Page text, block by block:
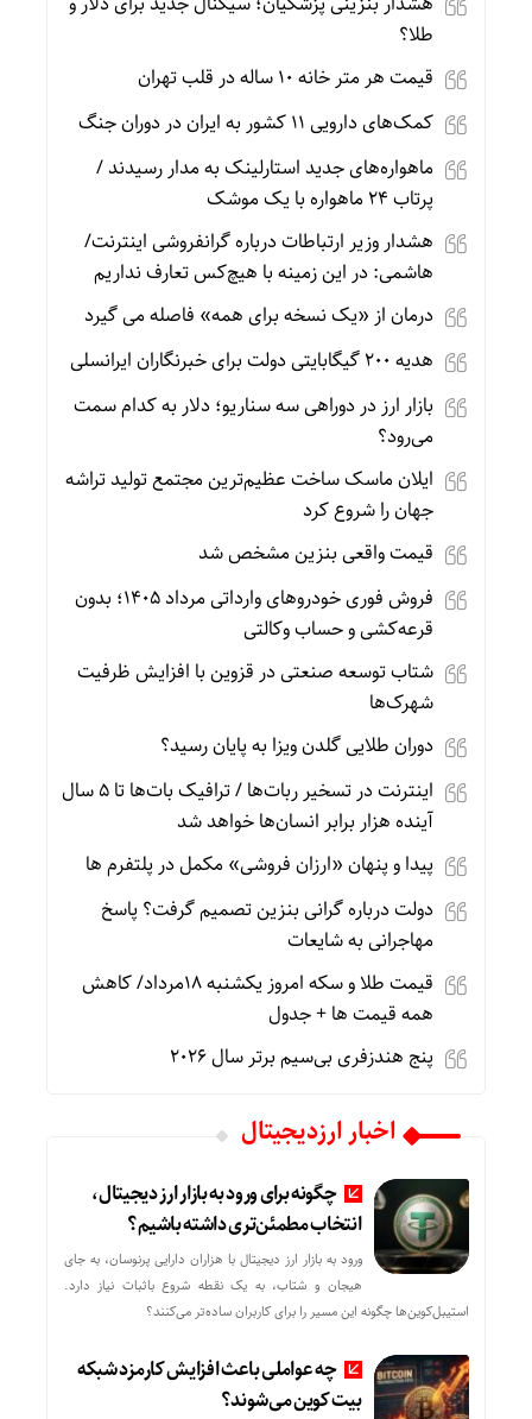
طلا؟
قیمت هر متر خانه ۱۰ ساله در قلب تهران
کمک‌های دارویی ۱۱ کشور به ایران در دوران جنگ
ماهواره‌های جدید استارلینک به مدار رسیدند /
پرتاب ۲۴ ماهواره با یک موشک
هشدار وزیر ارتباطات درباره گرانفروشی اینترنت/
هاشمی: در این زمینه با هیچ‌کس تعارف نداریم
درمان از «یک نسخه برای همه» فاصله می گیرد
هدیه ۲۰۰ گیگابایتی دولت برای خبرنگاران ایرانسلی
بازار ارز در دوراهی سه سناریو؛ دلار به کدام سمت
می‌رود؟
ایلان ماسک ساخت عظیم‌ترین مجتمع تولید تراشه
جهان را شروع کرد
قیمت واقعی بنزین مشخص شد
فروش فوری خودروهای وارداتی مرداد ۱۴۰۵؛ بدون
قرعه‌کشی و حساب وکالتی
شتاب توسعه صنعتی در قزوین با افزایش ظرفیت
شهرک‌ها
دوران طلایی گلدن ویزا به پایان رسید؟
اینترنت در تسخیر ربات‌ها / ترافیک بات‌ها تا ۵ سال
آینده هزار برابر انسان‌ها خواهد شد
پیدا و پنهان «ارزان فروشی» مکمل در پلتفرم ها
دولت درباره گرانی بنزین تصمیم گرفت؟ پاسخ
مهاجرانی به شایعات
قیمت طلا و سکه امروز یکشنبه 18مرداد/ کاهش
همه قیمت ها + جدول
پنج هندزفری بی‌سیم برتر سال ۲۰۲۶
اخبار ارزدیجیتال
چگونه برای ورود به بازار ارز دیجیتال،
انتخاب مطمئن‌تری داشته باشیم؟
ورود به بازار ارز دیجیتال با هزاران دارایی پرنوسان، به جای
هیجان و شتاب، به یک نقطه شروع باثبات نیاز دارد.
استیبل‌کوین‌ها چگونه این مسیر را برای کاربران ساده‌تر می‌کنند؟
چه عواملی باعث افزایش کارمزد شبکه
بیت کوین می‌شوند؟